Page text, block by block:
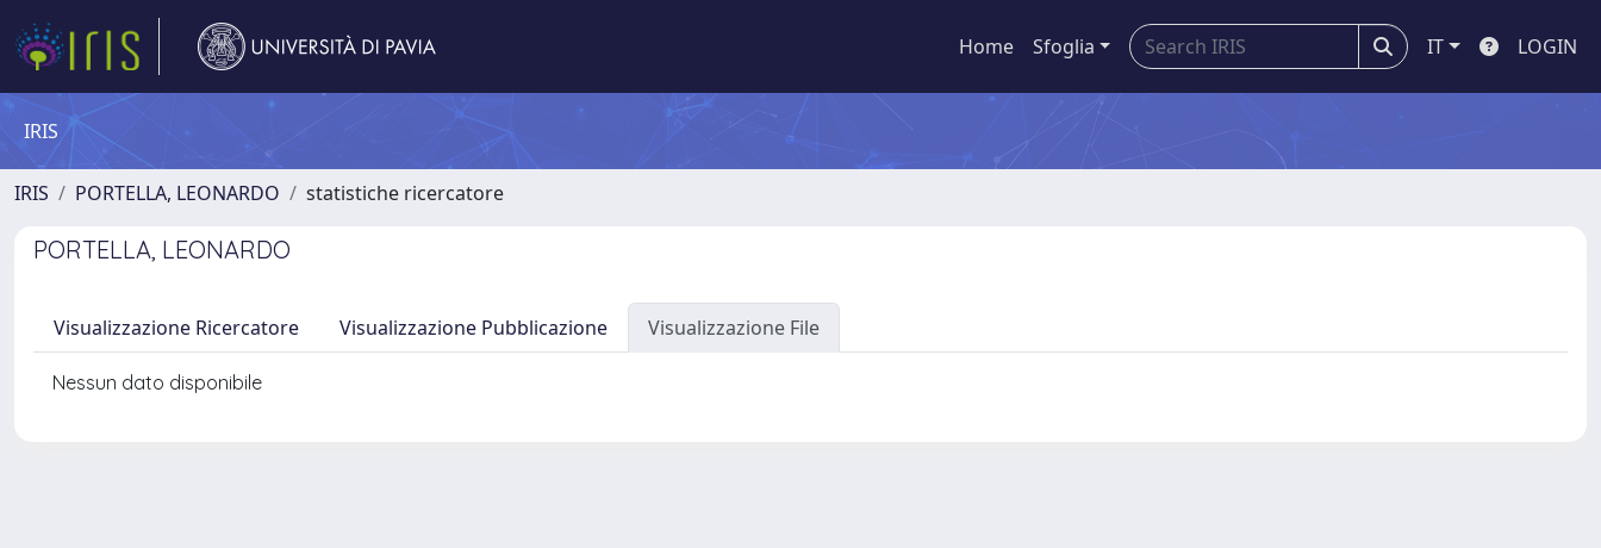
Home Sfoglia IT LOGIN
IRIS
IRIS PORTELLA, LEONARDO statistiche ricercatore
PORTELLA, LEONARDO
Visualizzazione Ricercatore Visualizzazione Pubblicazione Visualizzazione File
Nessun dato disponibile